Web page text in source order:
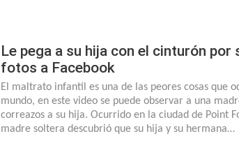
Le pega a su hija con el cinturón por
fotos a Facebook
El maltrato infantil es una de las peores cosas que
mundo, en este video se puede observar a una
correazos a su hija. Ocurrido en la ciudad de Point
madre soltera descubrió que su hija y su hermana…